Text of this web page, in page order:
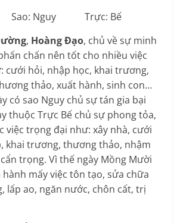
Nguy Trực: Bế
, Hoàng Đạo, chủ về sự minh
chấn nên tốt cho nhiều việc
cưới hỏi, nhập học, khai trương,
thảo, xuất hành, sinh con…
có sao Nguy chủ sự tán gia bại
thuộc Trực Bế chủ sự phong tỏa,
việc trọng đại như: xây nhà, cưới
khai trương, thương thảo, nhậm
trọng. Vì thế ngày Mồng Mười
mấy việc tôn tạo, sửa chữa
lấp ao, ngăn nước, chôn cất, trị